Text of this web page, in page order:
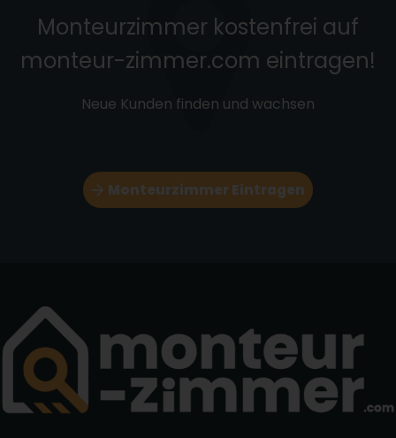
Monteurzimmer kostenfrei auf
monteur-zimmer.com eintragen!
Neue Kunden finden und wachsen
Monteurzimmer Eintragen